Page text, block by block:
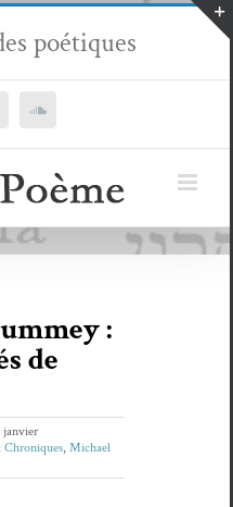
poétiques
SoundCloud
:
de
janvier
Chroniques, Michael